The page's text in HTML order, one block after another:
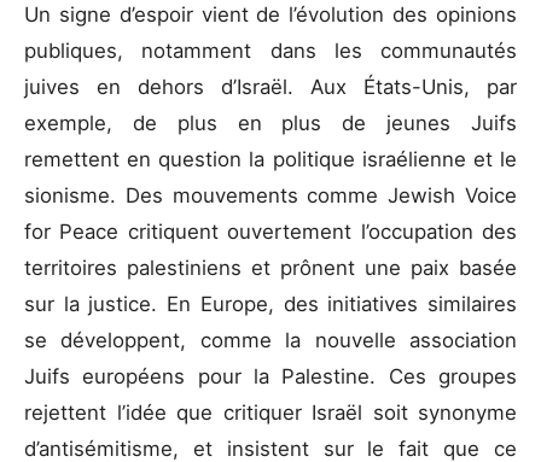
Un signe d’espoir vient de l’évolution des opinions
publiques, notamment dans les communautés
juives en dehors d’Israël. Aux États-Unis, par
exemple, de plus en plus de jeunes Juifs
remettent en question la politique israélienne et le
sionisme. Des mouvements comme Jewish Voice
for Peace critiquent ouvertement l’occupation des
territoires palestiniens et prônent une paix basée
sur la justice. En Europe, des initiatives similaires
se développent, comme la nouvelle association
Juifs européens pour la Palestine. Ces groupes
rejettent l’idée que critiquer Israël soit synonyme
d’antisémitisme, et insistent sur le fait que ce